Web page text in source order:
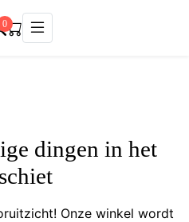
0
dingen in het
Onze winkel wordt